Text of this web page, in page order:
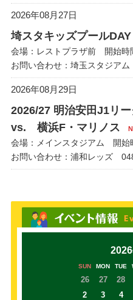
2026年08月27日
埼スタキッズプールDAY
会場：レストプラザ前 開始
お問い合わせ：埼玉スタジアム
2026年08月29日
2026/27 明治安田J1リ
vs. 横浜F・マリノス
会場：メインスタジアム 開
お問い合わせ：浦和レッズ
2026
SUN MON TUE
26 27 28
2
3 4